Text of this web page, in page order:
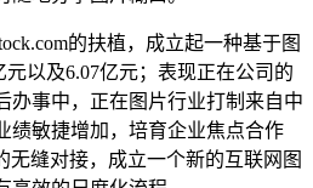
的扶植，成立起一种基于图
以及6.07亿元；表现正在公司的
办事中，正在图片行业打制来自中
绩敏捷增加，培育企业焦点合作
无缝对接，成立一个新的互联网图